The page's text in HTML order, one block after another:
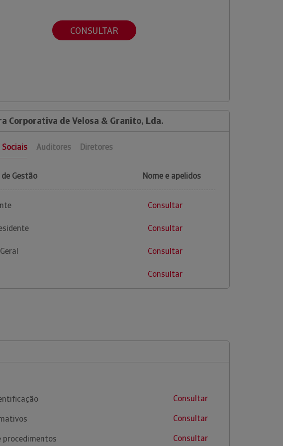
CONSULTAR
Corporativa de Velosa & Granito, Lda.
Auditores Diretores
Gestão Nome e apelidos
Consultar
Consultar
Consultar
Consultar
Consultar
Consultar
procedimentos
Consultar